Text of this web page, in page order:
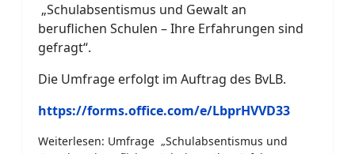
„Schulabsentismus und Gewalt an
beruflichen Schulen – Ihre Erfahrungen sind
gefragt“.
Die Umfrage erfolgt im Auftrag des BvLB.
https://forms.office.com/e/LbprHVVD33
Weiterlesen: Umfrage „Schulabsentismus und